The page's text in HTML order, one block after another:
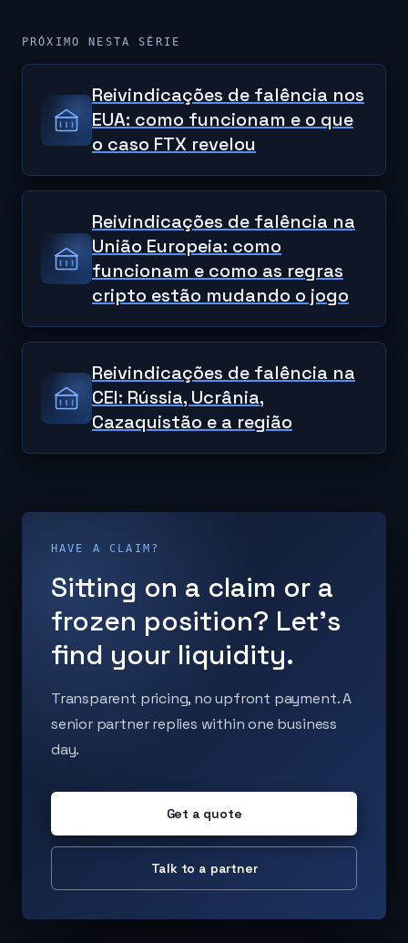
PRÓXIMO NESTA SÉRIE
Reivindicações de falência nos
EUA: como funcionam e o que
o caso FTX revelou
Reivindicações de falência na
União Europeia: como
funcionam e como as regras
cripto estão mudando o jogo
Reivindicações de falência na
CEI: Rússia, Ucrânia,
Cazaquistão e a região
HAVE A CLAIM?
Sitting on a claim or a
frozen position? Let's
find your liquidity.
Transparent pricing, no upfront payment. A
senior partner replies within one business
day.
Get a quote
Talk to a partner